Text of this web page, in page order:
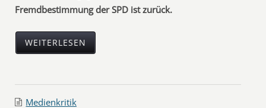
Fremdbestimmung der SPD ist zurück.
WEITERLESEN
Medienkritik